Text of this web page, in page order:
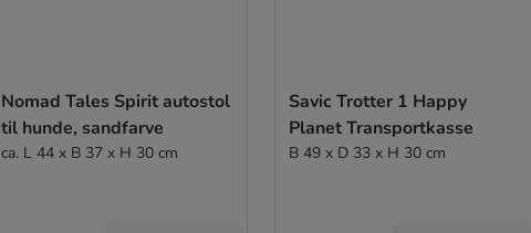
Nomad Tales Spirit autostol
til hunde, sandfarve
ca. L 44 x B 37 x H 30 cm
Savic Trotter 1 Happy
Planet Transportkasse
B 49 x D 33 x H 30 cm